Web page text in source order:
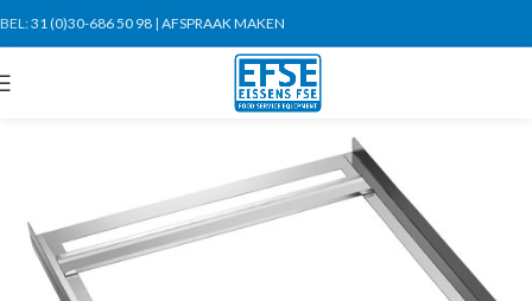
BEL:31 (0)30-686 50 98 | AFSPRAAK MAKEN